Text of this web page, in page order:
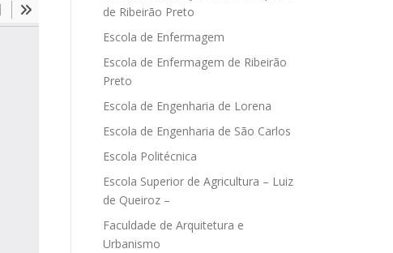
de Ribeirão Preto
Escola de Enfermagem
Escola de Enfermagem de Ribeirão
Preto
Escola de Engenharia de Lorena
Escola de Engenharia de São Carlos
Escola Politécnica
Escola Superior de Agricultura – Luiz
de Queiroz –
Faculdade de Arquitetura e
Urbanismo